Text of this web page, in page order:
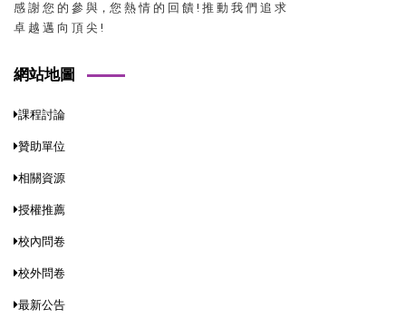
感 謝 您 的 參 與，您 熱 情 的 回 饋 ! 推 動 我 們 追 求
卓 越 邁 向 頂 尖 !
網站地圖
課程討論
贊助單位
相關資源
授權推薦
校內問卷
校外問卷
最新公告